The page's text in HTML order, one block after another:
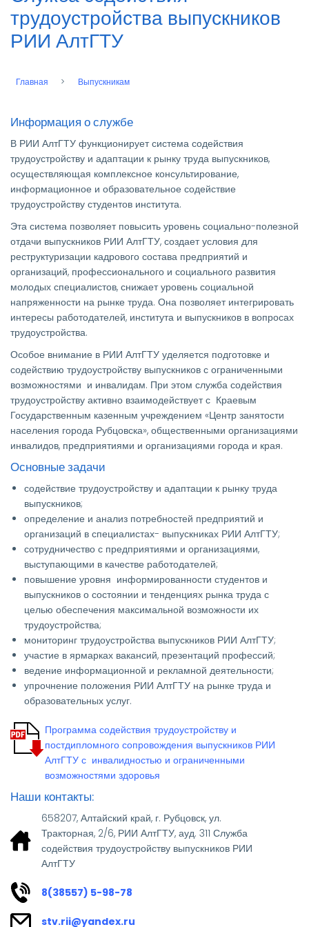
трудоустройства выпускников
РИИ АлтГТУ
Строка
Главная Выпускникам
Информация о службе
В РИИ АлтГТУ функционирует система содействия
трудоустройству и адаптации к рынку труда выпускников,
осуществляющая комплексное консультирование,
информационное и образовательное содействие
трудоустройству студентов института.
Эта система позволяет повысить уровень социально-полезной
отдачи выпускников РИИ АлтГТУ, создает условия для
реструктуризации кадрового состава предприятий и
организаций, профессионального и социального развития
молодых специалистов, снижает уровень социальной
напряженности на рынке труда. Она позволяет интегрировать
интересы работодателей, института и выпускников в вопросах
трудоустройства.
Особое внимание в РИИ АлтГТУ уделяется подготовке и
содействию трудоустройству выпускников с ограниченными
возможностями и инвалидам. При этом служба содействия
трудоустройству активно взаимодействует с Краевым
Государственным казенным учреждением «Центр занятости
населения города Рубцовска», общественными организациями
инвалидов, предприятиями и организациями города и края.
Основные задачи
содействие трудоустройству и адаптации к рынку труда
выпускников;
определение и анализ потребностей предприятий и
организаций в специалистах- выпускниках РИИ АлтГТУ;
сотрудничество с предприятиями и организациями,
выступающими в качестве работодателей;
повышение уровня информированности студентов и
выпускников о состоянии и тенденциях рынка труда с
целью обеспечения максимальной возможности их
трудоустройства;
мониторинг трудоустройства выпускников РИИ АлтГТУ;
участие в ярмарках вакансий, презентаций профессий;
ведение информационной и рекламной деятельности;
упрочнение положения РИИ АлтГТУ на рынке труда и
образовательных услуг.
Программа содействия трудоустройству и
постдипломного сопровождения выпускников РИИ
АлтГТУ с инвалидностью и ограниченными
возможностями здоровья
Наши контакты:
658207, Алтайский край, г. Рубцовск, ул.
Тракторная, 2/6, РИИ АлтГТУ, ауд. 311 Служба
содействия трудоустройству выпускников РИИ
АлтГТУ
8(38557) 5-98-78
stv.rii@yandex.ru